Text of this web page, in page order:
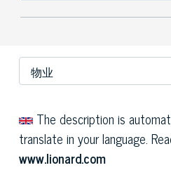
The description is
translate in your language.
www.lionard.com